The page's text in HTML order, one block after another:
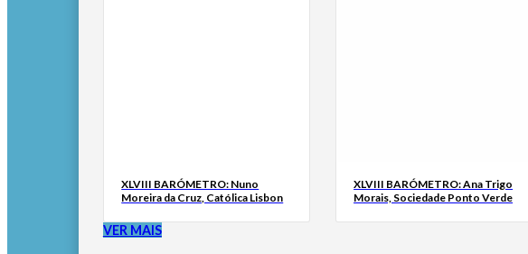
XLVIII BARÓMETRO: Nuno
Moreira da Cruz, Católica Lisbon
XLVIII BARÓMETRO: Ana Trigo
Morais, Sociedade Ponto Verde
VER MAIS